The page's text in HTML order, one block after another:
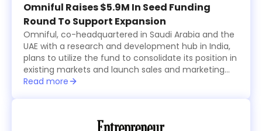
Omniful Raises $5.9M In Seed Funding
Round To Support Expansion
Omniful, co-headquartered in Saudi Arabia and the
UAE with a research and development hub in India,
plans to utilize the fund to consolidate its position in
existing markets and launch sales and marketing
activities in new countries within the region while
Read more